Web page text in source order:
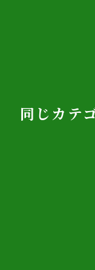
同じカテ